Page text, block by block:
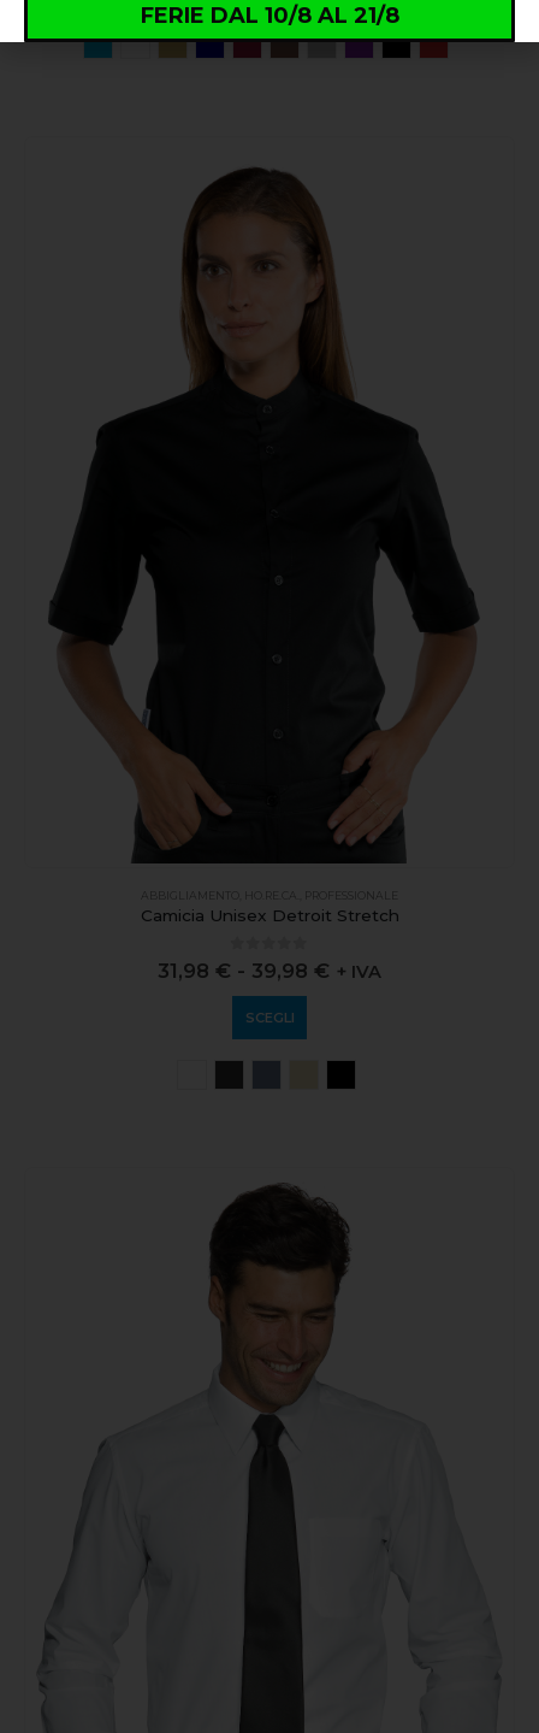
ABBIGLIAMENTO HO.RE.CA. PROFESSIONALE
Camicia Unisex Detroit Stretch
out of 5
31,98 € - 39,98 € + IVA
SCEGLI
FERIE DAL 10/8 AL 21/8